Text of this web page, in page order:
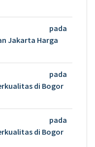
pada
Jakarta Harga
pada
di Bogor
pada
di Bogor